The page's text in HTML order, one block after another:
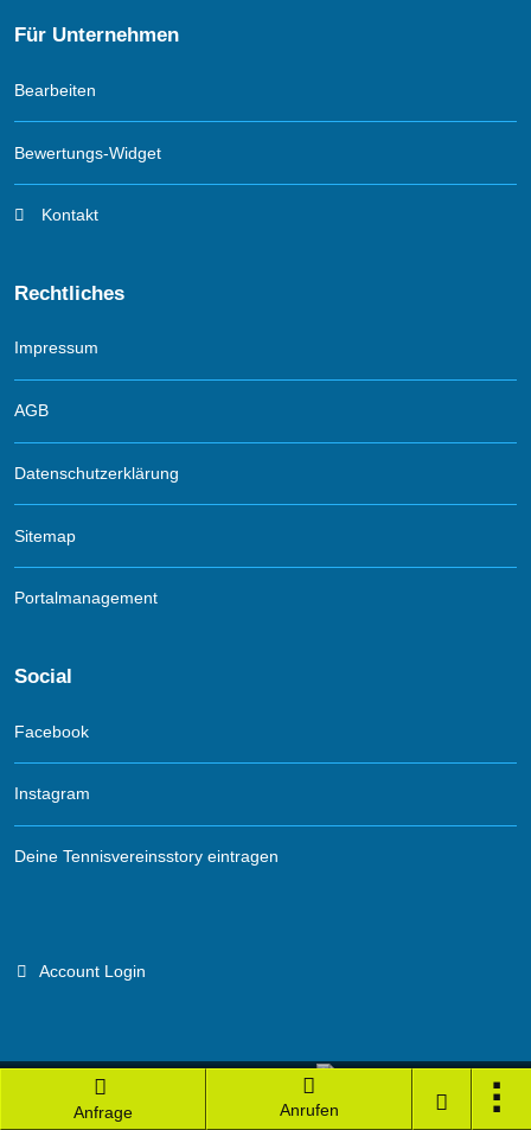
Anfrage Anrufen
Für Unternehmen
Bearbeiten
Bewertungs-Widget
Kontakt
Rechtliches
Impressum
AGB
Datenschutzerklärung
Sitemap
Portalmanagement
Social
Facebook
Instagram
Deine Tennisvereinsstory eintragen
Account Login
Branchenportal Software made in Germany
Aktuelle Version: 14.13.0